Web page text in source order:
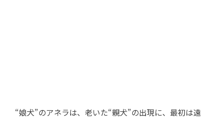
“娘犬”のアネラは、老いた“親犬”の出現に、最初は遠